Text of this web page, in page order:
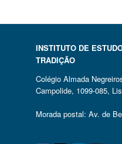
INSTITUTO DE
TRADIÇÃO
Colégio Almada
Campolide, 1099-085,
Morada postal: Av. de